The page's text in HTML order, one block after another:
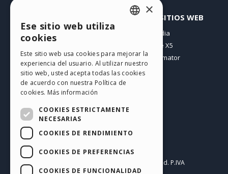
Mis post
Mis download
Espacio Web
Mis Créditos
OTROS SITIOS WEB
Incomedia
WebSite X5
WebAnimator
Español
Copyright © 2026
All rights reserved. P.IVA
IT07514640015
GERMAN
SPANISH
RUSSIAN
FRENCH
×
Ese sitio web utiliza
cookies
Este sitio web usa cookies para mejorar la
experiencia del usuario. Al utilizar nuestro
sitio web, usted acepta todas las cookies
de acuerdo con nuestra Política de
cookies. Más información
COOKIES ESTRICTAMENTE
NECESARIAS
COOKIES DE RENDIMIENTO
COOKIES DE PREFERENCIAS
COOKIES DE FUNCIONALIDAD